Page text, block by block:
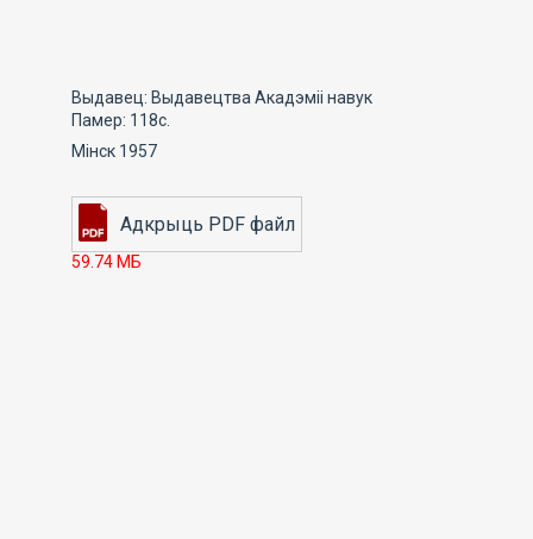
Выдавец: Выдавецтва Акадэміі навук
Памер: 118с.
Мінск 1957
59.74 МБ